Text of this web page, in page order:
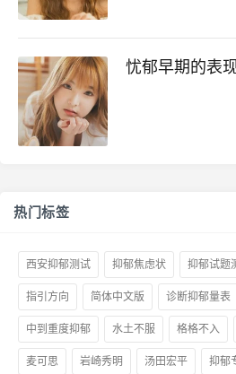
忧郁早期的表
热门标签
西安抑郁测试 抑郁焦虑状 抑郁试题
指引方向 简体中文版 诊断抑郁量表
中到重度抑郁 水土不服 格格不入
麦可思 岩崎秀明 汤田宏平 抑郁